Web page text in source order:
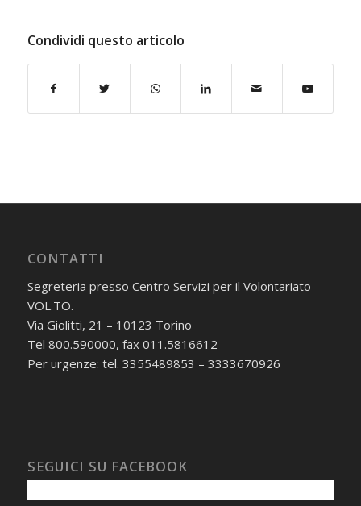
Condividi questo articolo
CONTATTI
Segreteria presso Centro Servizi per il Volontariato
VOL.TO.
Via Giolitti, 21 – 10123 Torino
Tel 800.590000, fax 011.5816612
Per urgenze: tel. 3355489853 – 3333670926
SEGUICI SU FACEBOOK